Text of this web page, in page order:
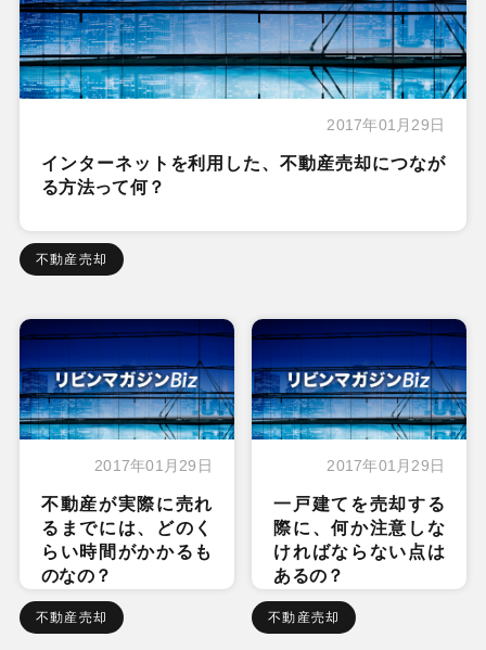
2017年01月29日
インターネットを利用した、不動産売却につなが
る方法って何？
不動産売却
2017年01月29日
不動産が実際に売れ
るまでには、どのく
らい時間がかかるも
のなの？
不動産売却
2017年01月29日
一戸建てを売却する
際に、何か注意しな
ければならない点は
あるの？
不動産売却